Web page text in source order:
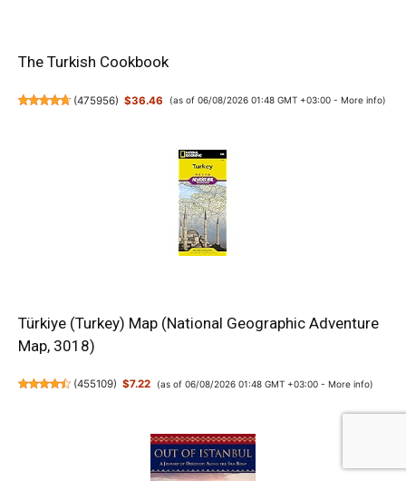
The Turkish Cookbook
(475956) $36.46 (as of 06/08/2026 01:48 GMT +03:00 - More info)
Türkiye (Turkey) Map (National Geographic Adventure
Map, 3018)
(455109) $7.22 (as of 06/08/2026 01:48 GMT +03:00 - More info)